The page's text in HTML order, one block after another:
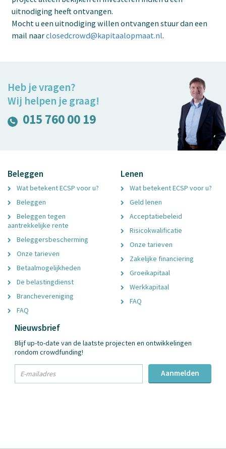
uitnodiging heeft ontvangen.
Mocht u een uitnodiging willen ontvangen stuur dan een
mail naarclosedcrowd@kapitaalopmaat.nl.
Heb je vragen?
Wij helpen je graag!
015 760 00 19
Beleggen
Wat betekent ECSP voor u?
Beleggen
Beleggen tegen
aantrekkelijke rente
Beleggersbescherming
Onze tarieven
Betaalmogelijkheden
De belastingdienst
Branchevereniging
FAQ
Lenen
Wat betekent ECSP voor u?
Geld lenen
Acceptatiebeleid
Risicokwalificatie
Onze tarieven
Zakelijke financiering
Groeikapitaal
Werkkapitaal
FAQ
Nieuwsbrief
Blijf up-to-date van de laatste projecten en ontwikkelingen
rondom crowdfunding!
Email
Aanmelden